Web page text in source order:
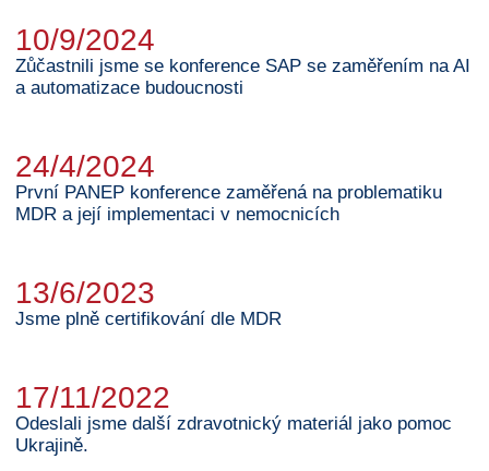
10/9/2024
Zůčastnili jsme se konference SAP se zaměřením na AI
a automatizace budoucnosti
24/4/2024
První PANEP konference zaměřená na problematiku
MDR a její implementaci v nemocnicích
13/6/2023
Jsme plně certifikování dle MDR
17/11/2022
Odeslali jsme další zdravotnický materiál jako pomoc
Ukrajině.